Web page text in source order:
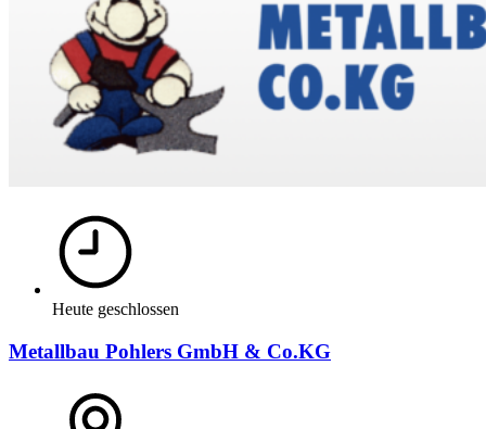
Heute geschlossen
Metallbau Pohlers GmbH & Co.KG